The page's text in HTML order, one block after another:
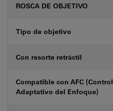
ROSCA DE OBJETIVO
Tipo de objetivo
Con resorte retráctil
Compatible con AFC (Control
Adaptativo del Enfoque)